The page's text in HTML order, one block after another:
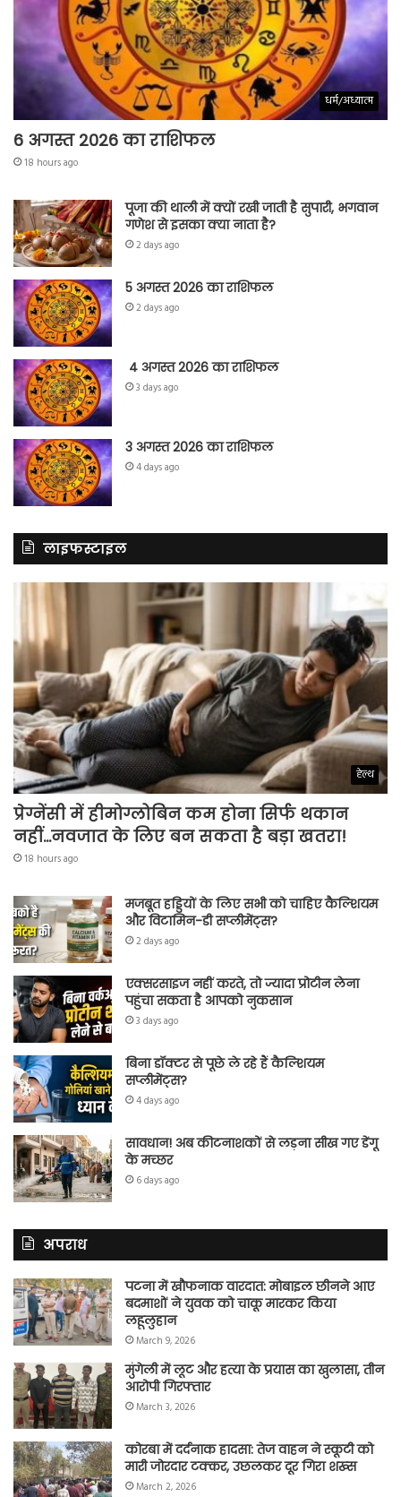
धर्म/अध्यात्म
6 अगस्त 2026 का राशिफल
18 hours ago
पूजा की थाली में क्यों रखी जाती है सुपारी, भगवान
गणेश से इसका क्या नाता है?
2 days ago
5 अगस्त 2026 का राशिफल
2 days ago
4 अगस्त 2026 का राशिफल
3 days ago
3 अगस्त 2026 का राशिफल
4 days ago
लाइफस्टाइल
हेल्थ
प्रेग्नेंसी में हीमोग्लोबिन कम होना सिर्फ थकान
नहीं…नवजात के लिए बन सकता है बड़ा खतरा!
18 hours ago
मजबूत हड्डियों के लिए सभी को चाहिए कैल्शियम
और विटामिन-डी सप्लीमेंट्स?
2 days ago
एक्सरसाइज नहीं करते, तो ज्यादा प्रोटीन लेना
पहुंचा सकता है आपको नुकसान
3 days ago
बिना डॉक्टर से पूछे ले रहे हैं कैल्शियम
सप्लीमेंट्स?
4 days ago
सावधान! अब कीटनाशकों से लड़ना सीख गए डेंगू
के मच्छर
6 days ago
अपराध
पटना में खौफनाक वारदात: मोबाइल छीनने आए
बदमाशों ने युवक को चाकू मारकर किया
लहूलुहान
March 9, 2026
मुंगेली में लूट और हत्या के प्रयास का खुलासा, तीन
आरोपी गिरफ्तार
March 3, 2026
कोरबा में दर्दनाक हादसा: तेज वाहन ने स्कूटी को
मारी जोरदार टक्कर, उछलकर दूर गिरा शख्स
March 2, 2026